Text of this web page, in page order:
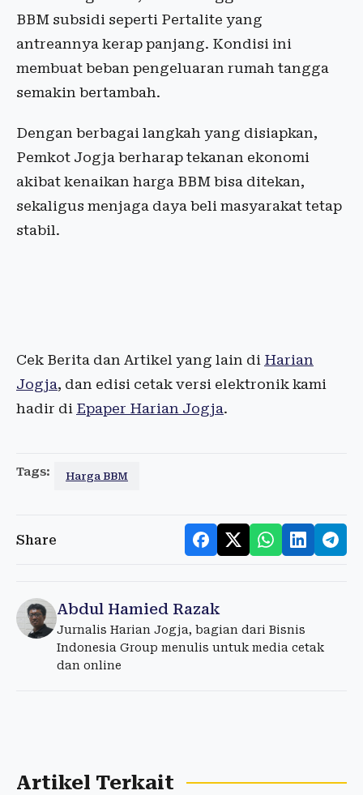
BBM subsidi seperti Pertalite yang
antreannya kerap panjang. Kondisi ini
membuat beban pengeluaran rumah tangga
semakin bertambah.
Dengan berbagai langkah yang disiapkan,
Pemkot Jogja berharap tekanan ekonomi
akibat kenaikan harga BBM bisa ditekan,
sekaligus menjaga daya beli masyarakat tetap
stabil.
Cek Berita dan Artikel yang lain di Harian
Jogja, dan edisi cetak versi elektronik kami
hadir di Epaper Harian Jogja.
Tags: Harga BBM
Share
Abdul Hamied Razak
Jurnalis Harian Jogja, bagian dari Bisnis
Indonesia Group menulis untuk media cetak
dan online
Artikel Terkait